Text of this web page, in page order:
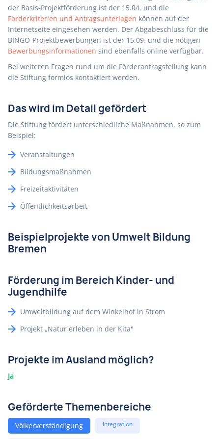
der Basis-Projektförderung ist der 15.04. und die
Förderkriterien und Antragsunterlagen können auf der
Internetseite eingesehen werden. Der Abgabeschluss für die
BINGO-Projektbewerbungen ist der 15.09. und die nötigen
Bewerbungsinformationen sind ebenfalls online verfügbar.
Bei weiteren Fragen rund um die Förderantragstellung kann
die Stiftung formlos kontaktiert werden.
Das wird im Detail gefördert
Die Stiftung fördert unterschiedliche Maßnahmen, so zum
Beispiel:
Veranstaltungen
Bildungsmaßnahmen
Freizeitaktivitäten
Öffentlichkeitsarbeit
Beispielprojekte von Umwelt Bildung
Bremen
Förderung im Bereich Kinder- und
Jugendhilfe
Umweltbildung auf dem Winkelhof in Strom
Projekt „Natur erleben in der Kita"
Projekte im Ausland möglich?
Ja
Geförderte Themenbereiche
Völkerverständigung Integration